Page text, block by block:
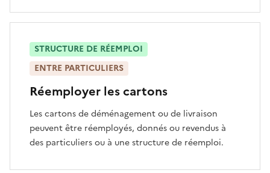
Réemployer les cartons
Les cartons de déménagement ou de livraison
peuvent être réemployés, donnés ou revendus à
des particuliers ou à une structure de réemploi.
STRUCTURE DE RÉEMPLOI
ENTRE PARTICULIERS